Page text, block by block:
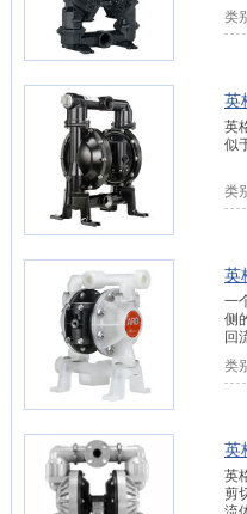
类
英
英
似
类
英
一
侧
回
类
英
英
剪